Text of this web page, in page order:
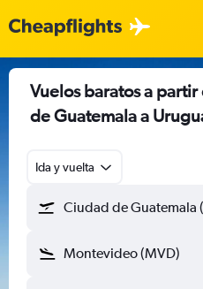
Vuelos baratos a
de Guatemala a
Ida y vuelta
Ciudad de Guatemala
Montevideo (MVD)